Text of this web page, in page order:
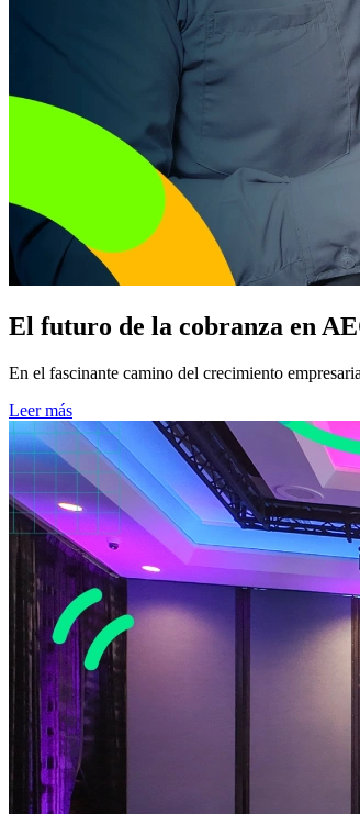
El futuro de la cobranza en
En el fascinante camino del crecimiento
Leer más